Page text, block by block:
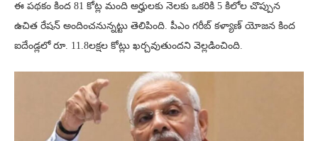
ఈ పథకం కింద 81 కోట్ల మంది అర్హులకు నెలకు ఒకరికి 5 కిలోల చొప్పున
ఉచిత రేషన్ అందించనున్నట్టు తెలిపింది. పీఎం గరీబ్ కళ్యాణ్ యోజన కింద
ఐదేండ్లలో రూ. 11.8లక్షల కోట్లు ఖర్చవుతుందని వెల్లడించింది.